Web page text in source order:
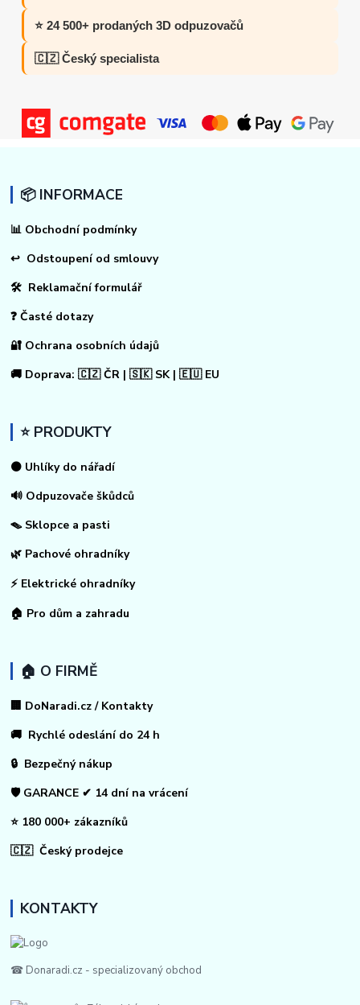
⭐ 24 500+ prodaných 3D odpuzovačů
🇨🇿 Český specialista
📦 INFORMACE
📊 Obchodní podmínky
↩ Odstoupení od smlouvy
🛠 Reklamační formulář
❓ Časté dotazy
🔐 Ochrana osobních údajů
🚚 Doprava: 🇨🇿 ČR | 🇸🇰 SK | 🇪🇺 EU
⭐ PRODUKTY
⚫ Uhlíky do nářadí
🔊 Odpuzovače škůdců
🪤 Sklopce a pasti
🌿 Pachové ohradníky
⚡ Elektrické ohradníky
🏠 Pro dům a zahradu
🏠 O FIRMĚ
🏢 DoNaradi.cz / Kontakty
🚚 Rychlé odeslání do 24 h
🔒 Bezpečný nákup
🛡️ GARANCE ✔ 14 dní na vrácení
⭐ 180 000+ zákazníků
🇨🇿 Český prodejce
KONTAKTY
☎ Donaradi.cz - specializovaný obchod